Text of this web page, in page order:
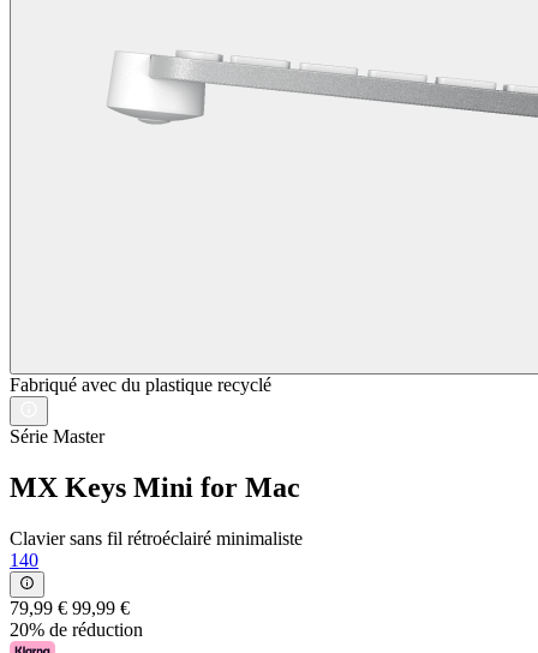
Fabriqué avec du plastique recyclé
Série Master
MX Keys Mini for Mac
Clavier sans fil rétroéclairé minimaliste
140
79,99 € 99,99 €
20% de réduction